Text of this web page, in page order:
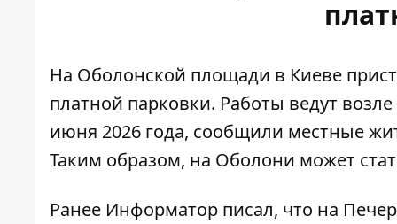
На Оболонской площади в Киеве
платной парковки. Работы ведут
июня 2026 года, сообщили местные
Таким образом, на Оболони может
Ранее Информатор писал, что на